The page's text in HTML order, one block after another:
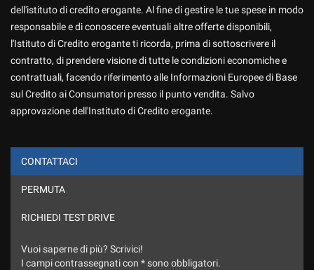
ho letto ed accetto l'informativa privacy *
marketing
Invia la tua richiesta
dell'istituto di credito erogante. Al fine di gestire le tue spese in modo
responsabile e di conoscere eventuali altre offerte disponibili,
l'Istituto di Credito erogante ti ricorda, prima di sottoscrivere il
contratto, di prendere visione di tutte le condizioni economiche e
contrattuali, facendo riferimento alle Informazioni Europee di Base
sul Credito ai Consumatori presso il punto vendita. Salvo
approvazione dell'Instituto di Credito erogante.
CONTATTACI
PERMUTA
RICHIEDI TEST DRIVE
Vuoi saperne di più? Scrivici!
I campi contrassegnati con * sono obbligatori.